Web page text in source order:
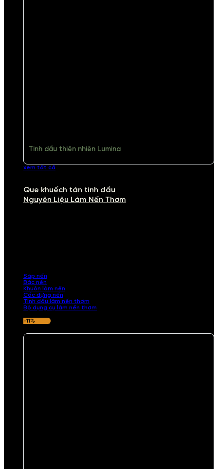
Tinh dầu thiên nhiên Lumina
xem tất cả
Que khuếch tán tinh dầu
Nguyên Liệu Làm Nến Thơm
Sáp nến
Bấc nến
Khuôn làm nến
Cốc đựng nến
Tinh dầu làm nến thơm
Bộ dụng cụ làm nến thơm
-11%